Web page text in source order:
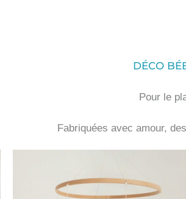
DÉCO
Pour le
Fabriquées avec amour,